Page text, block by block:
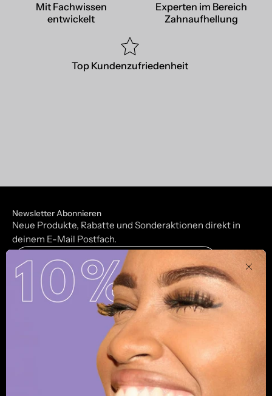
Close
Mit Fachwissen
entwickelt
Experten im Bereich
Zahnaufhellung
Top Kundenzufriedenheit
Newsletter Abonnieren
Neue Produkte, Rabatte und Sonderaktionen direkt in
deinem E-Mail Postfach.
Subscribe
to
Our
Newsletter
Mit Fachwissen in der HNO und Schönheitschirurgie,
welches wir uns über Jahrzehnte lang angeeignet haben,